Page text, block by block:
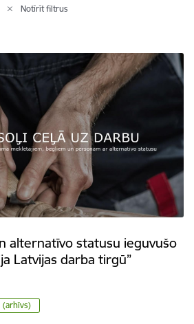
Notīrīt filtrus
alternatīvo statusu ieguvušo
Latvijas darba tirgū”
(arhīvs)